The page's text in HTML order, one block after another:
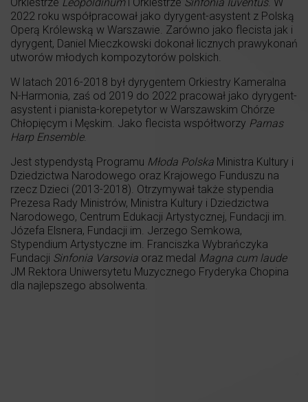
2022 roku współpracował jako dyrygent-asystent z Polską
Operą Królewską w Warszawie. Zarówno jako flecista jak i
dyrygent, Daniel Mieczkowski dokonał licznych prawykonań
utworów młodych kompozytorów polskich.
W latach 2016-2018 był dyrygentem Orkiestry Kameralna
N-Harmonia, zaś od 2019 do 2022 pracował jako dyrygent-
asystent i pianista-korepetytor w Warszawskim Chórze
Chłopięcym i Męskim. Jako flecista współtworzy Parnas
Harp Ensemble.
Jest stypendystą Programu Młoda Polska Ministra Kultury i
Dziedzictwa Narodowego oraz Krajowego Funduszu na
rzecz Dzieci (2013-2018). Otrzymywał także stypendia
Prezesa Rady Ministrów, Ministra Kultury i Dziedzictwa
Narodowego, Centrum Edukacji Artystycznej, Fundacji im.
Józefa Elsnera, Fundacji im. Jerzego Semkowa,
Stypendium Artystyczne im. Franciszka Wybrańczyka
Fundacji Sinfonia Varsovia oraz medal Magna cum laude
JM Rektora Uniwersytetu Muzycznego Fryderyka Chopina
dla najlepszego absolwenta.